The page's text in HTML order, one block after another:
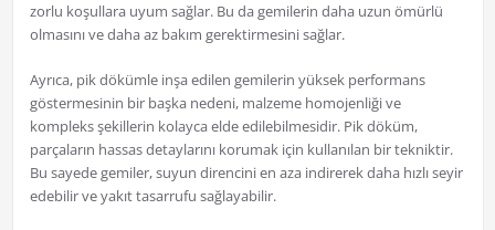
zorlu koşullara uyum sağlar. Bu da gemilerin daha uzun ömürlü
olmasını ve daha az bakım gerektirmesini sağlar.
Ayrıca, pik dökümle inşa edilen gemilerin yüksek performans
göstermesinin bir başka nedeni, malzeme homojenliği ve
kompleks şekillerin kolayca elde edilebilmesidir. Pik döküm,
parçaların hassas detaylarını korumak için kullanılan bir tekniktir.
Bu sayede gemiler, suyun direncini en aza indirerek daha hızlı seyir
edebilir ve yakıt tasarrufu sağlayabilir.